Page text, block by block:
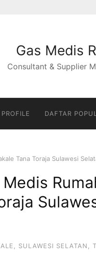
Gas Medis
Consultant & Supplier
DAFTAR
Tana Toraja Sulawesi
SULAWESI SELATAN